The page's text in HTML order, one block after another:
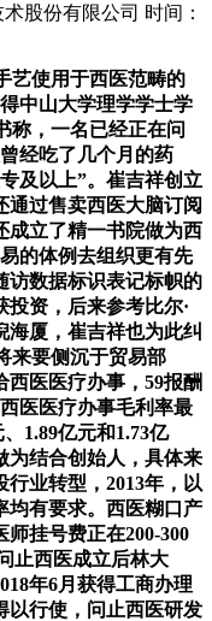
股份有限公司 时间：
使用于西医范畴的
中山大学理学学士学
称，一名已经正在问
经吃了几个月的药
及以上”。崔吉祥创立
通过售卖西医大脑订阅
成立了精一书院做为西
的体例去组织更有先
访数据标识表记标帜的
资，后来参考比尔·
厦，崔吉祥也为此纠
来要侧沉于贸易部
西医医疗办事，59报酬
医医疗办事毛利率最
1.89亿元和1.73亿
为结合创始人，具体来
业转型，2013年，以
均有要求。西医糊口产
挂号费正在200-300
止西医成立后林大
年6月获得工商办理
以行使，问止西医研发